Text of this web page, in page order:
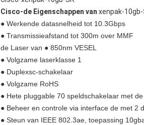
Cisco-de Eigenschappen van xenpak-10gb-
● Werkende datasnelheid tot 10.3Gbps
● Transmissieafstand tot 300m over MMF
de Laser van ● 850nm VESEL
● Volgzame laserklasse 1
● Duplexsc-schakelaar
● Volgzame RoHS
● Hete pluggable 70 speldschakelaar met
● Beheer en controle via interface de met 2
● Steun van IEEE 802.3ae, toepassing